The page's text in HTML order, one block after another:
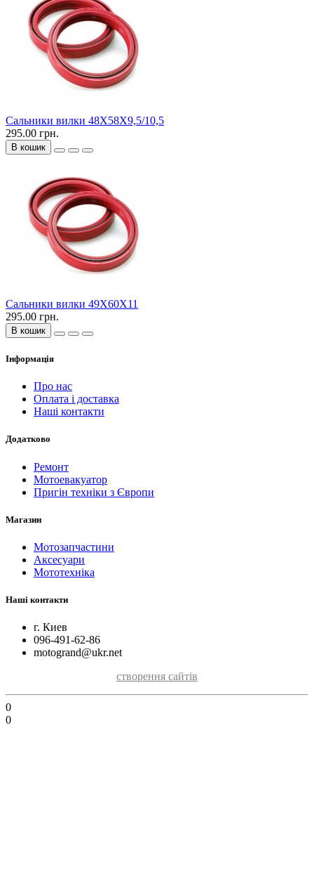
Сальники вилки 48X58X9,5/10,5
295.00 грн.
В кошик
Сальники вилки 49X60X11
295.00 грн.
В кошик
Інформація
Про нас
Оплата і доставка
Наші контакти
Додатково
Ремонт
Мотоевакуатор
Пригін техніки з Європи
Магазин
Мотозапчастини
Аксесуари
Мототехніка
Наші контакти
г. Киев
096-491-62-86
motogrand@ukr.net
створення сайтів
0
0